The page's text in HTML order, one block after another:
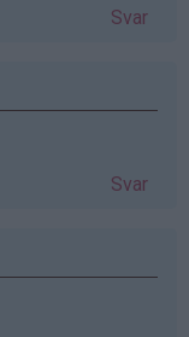
Svar
Svar